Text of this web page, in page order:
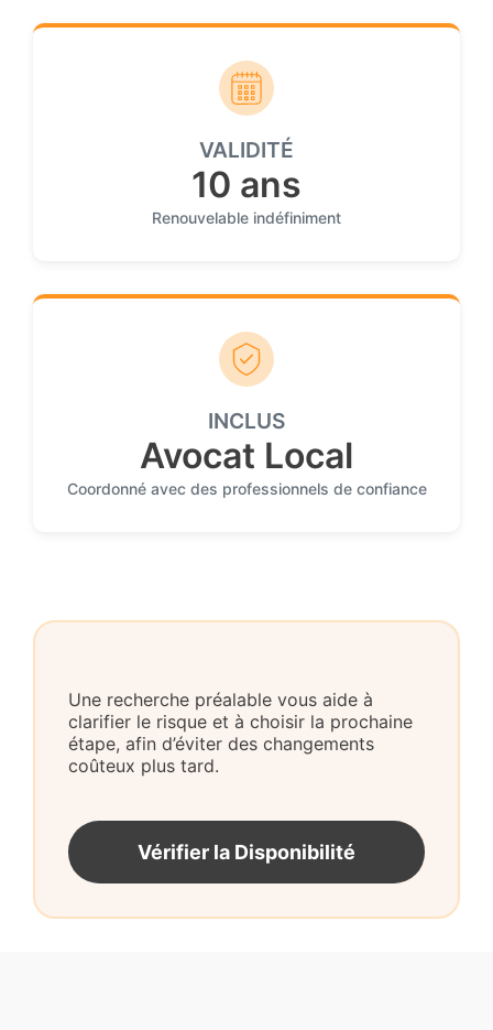
VALIDITÉ
10 ans
Renouvelable indéfiniment
INCLUS
Avocat Local
Coordonné avec des professionnels de confiance
Une recherche préalable vous aide à
clarifier le risque et à choisir la prochaine
étape, afin d’éviter des changements
coûteux plus tard.
Vérifier la Disponibilité